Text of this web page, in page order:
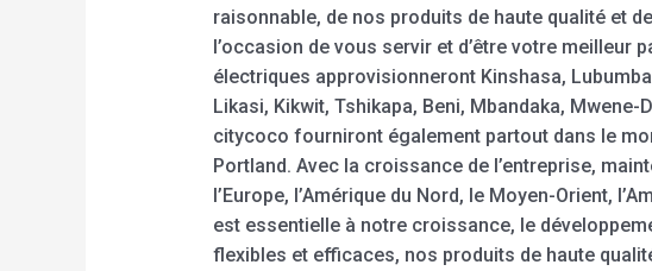
raisonnable, de nos produits de haute qualité et
l’occasion de vous servir et d’être votre
électriques approvisionneront Kinshasa,
Likasi, Kikwit, Tshikapa, Beni, Mbandaka,
citycoco fourniront également partout dans le
Portland. Avec la croissance de l’entreprise,
l’Europe, l’Amérique du Nord, le Moyen-Orient,
est essentielle à notre croissance, le
flexibles et efficaces, nos produits de haute